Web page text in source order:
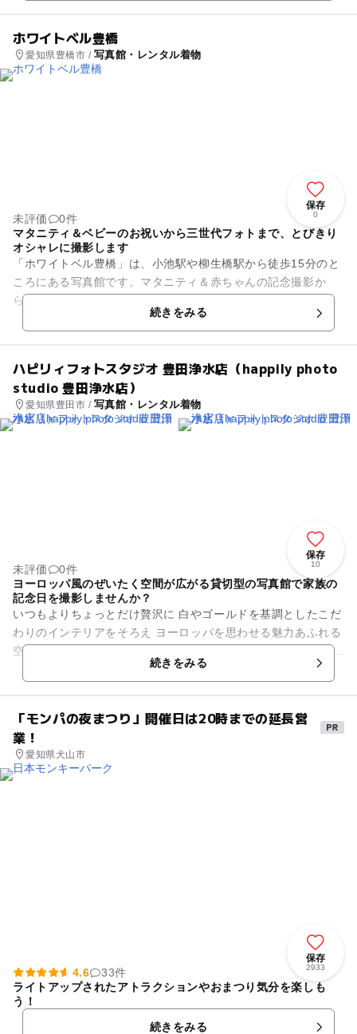
ホワイトベル豊橋
愛知県豊橋市 / 写真館・レンタル着物
保存
0
未評価
0件
マタニティ＆ベビーのお祝いから三世代フォトまで、とびきり
オシャレに撮影します
「ホワイトベル豊橋」は、小池駅や柳生橋駅から徒歩15分のと
ころにある写真館です。マタニティ＆赤ちゃんの記念撮影か
ら、七五三、入園・入学祝い、ご家族三世代でのファミリーフ
ォトまでお願いできます。「...続きをみる
ハピリィフォトスタジオ 豊田浄水店（happily photo
studio 豊田浄水店）
愛知県豊田市 / 写真館・レンタル着物
保存
10
未評価
0件
ヨーロッパ風のぜいたく空間が広がる貸切型の写真館で家族の
記念日を撮影しませんか？
いつもよりちょっとだけ贅沢に 白やゴールドを基調としたこだ
わりのインテリアをそろえ ヨーロッパを思わせる魅力あふれる
空間の写真館です。 「お子様と一緒に喜びたい」 そんな思い...
続きをみる
「モンパの夜まつり」開催日は20時までの延長営
業！
愛知県犬山市
保存
2933
4.6
33件
ライトアップされたアトラクションやおまつり気分を楽しも
う！
続きをみる